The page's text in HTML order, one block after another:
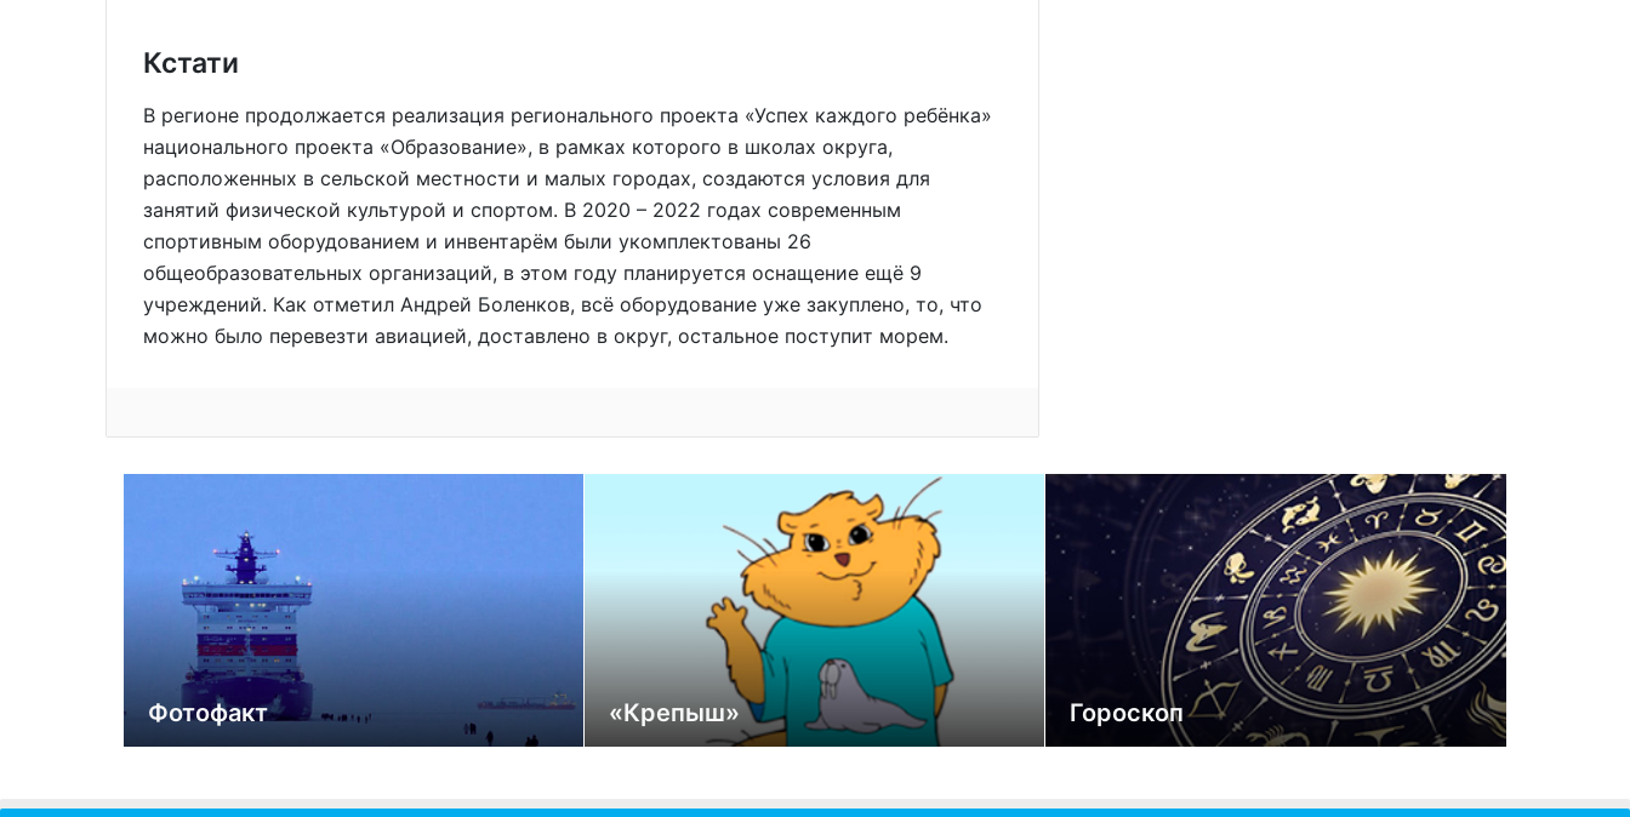
Кстати
В регионе продолжается реализация регионального проекта «Успех каждого ребёнка»
национального проекта «Образование», в рамках которого в школах округа,
расположенных в сельской местности и малых городах, создаются условия для
занятий физической культурой и спортом. В 2020 – 2022 годах современным
спортивным оборудованием и инвентарём были укомплектованы 26
общеобразовательных организаций, в этом году планируется оснащение ещё 9
учреждений. Как отметил Андрей Боленков, всё оборудование уже закуплено, то, что
можно было перевезти авиацией, доставлено в округ, остальное поступит морем.
Фотофакт «Крепыш» Гороскоп